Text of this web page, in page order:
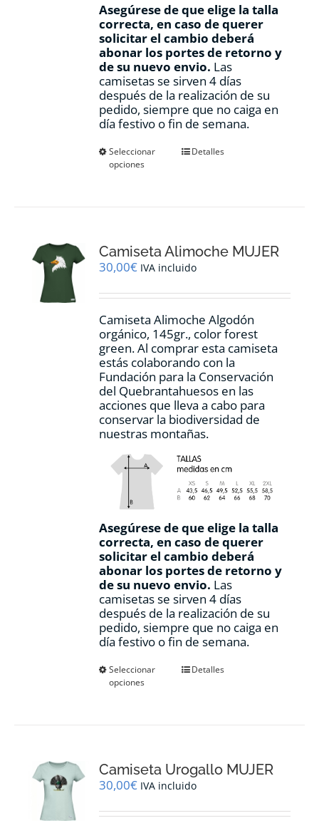
Asegúrese de que elige la talla
correcta, en caso de querer
solicitar el cambio deberá
abonar los portes de retorno y
de su nuevo envio. Las
camisetas se sirven 4 días
después de la realización de su
pedido, siempre que no caiga en
día festivo o fin de semana.
Seleccionar
opciones
Este
se
pueden
en
página
de
producto
Detalles
Camiseta Alimoche MUJER
30,00€ IVA incluido
Camiseta Alimoche Algodón
orgánico, 145gr., color forest
green. Al comprar esta camiseta
estás colaborando con la
Fundación para la Conservación
del Quebrantahuesos en las
acciones que lleva a cabo para
conservar la biodiversidad de
nuestras montañas.
Asegúrese de que elige la talla
correcta, en caso de querer
solicitar el cambio deberá
abonar los portes de retorno y
de su nuevo envio. Las
camisetas se sirven 4 días
después de la realización de su
pedido, siempre que no caiga en
día festivo o fin de semana.
Seleccionar
opciones
Este
se
pueden
en
Detalles
Camiseta Urogallo MUJER
30,00€ IVA incluido